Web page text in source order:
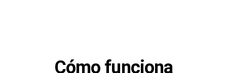
Cómo funciona